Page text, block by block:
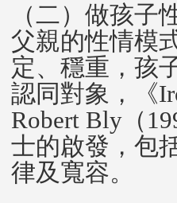
（二）做孩子
父親的性情模
定、穩重，孩
認同對象，《
Robert Bly（
士的啟發，包
律及寬容。